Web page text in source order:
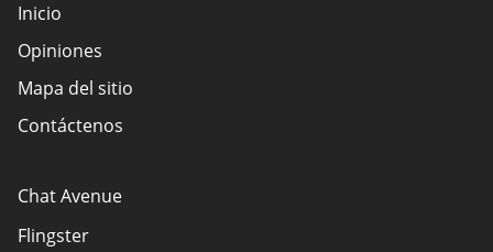
Inicio
Opiniones
Mapa del sitio
Contáctenos
Chat Avenue
Flingster